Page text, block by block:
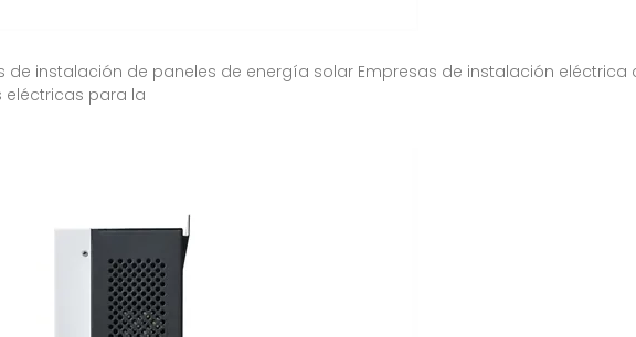
de instalación de paneles de energía solar Empresas de instalación
eléctricas para la